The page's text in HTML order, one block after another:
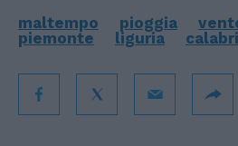
maltempo pioggia
piemonte
liguria